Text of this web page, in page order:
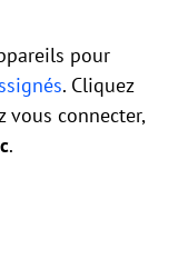
pour
. Cliquez
vous connecter,
.